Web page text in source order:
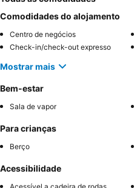
Comodidades do alojamento
Centro de negócios
Check-in/check-out expresso
Mostrar mais
Bem-estar
Sala de vapor
Para crianças
Berço
Acessibilidade